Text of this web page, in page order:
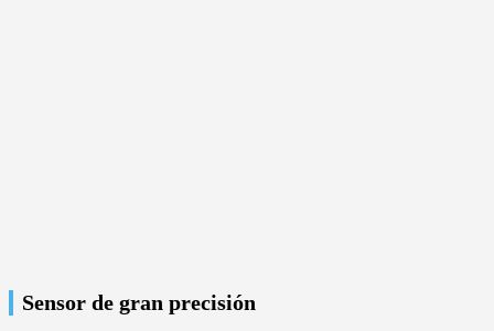
Sensor de gran precisión